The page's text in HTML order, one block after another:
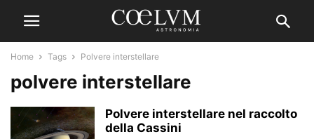
Home Tags Polvere interstellare
polvere interstellare
Polvere interstellare nel raccolto
della Cassini